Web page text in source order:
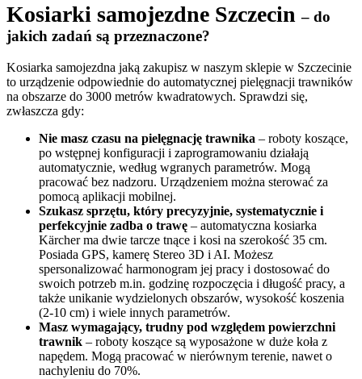
Kosiarki samojezdne Szczecin– do
jakich zadań są przeznaczone?
Kosiarka samojezdna jaką zakupisz w naszym sklepie w Szczecinie
to urządzenie odpowiednie do automatycznej pielęgnacji trawników
na obszarze do 3000 metrów kwadratowych. Sprawdzi się,
zwłaszcza gdy:
Nie masz czasu na pielęgnację trawnika – roboty koszące,
po wstępnej konfiguracji i zaprogramowaniu działają
automatycznie, według wgranych parametrów. Mogą
pracować bez nadzoru. Urządzeniem można sterować za
pomocą aplikacji mobilnej.
Szukasz sprzętu, który precyzyjnie, systematycznie i
perfekcyjnie zadba o trawę – automatyczna kosiarka
Kärcher ma dwie tarcze tnące i kosi na szerokość 35 cm.
Posiada GPS, kamerę Stereo 3D i AI. Możesz
spersonalizować harmonogram jej pracy i dostosować do
swoich potrzeb m.in. godzinę rozpoczęcia i długość pracy, a
także unikanie wydzielonych obszarów, wysokość koszenia
(2-10 cm) i wiele innych parametrów.
Masz wymagający, trudny pod względem powierzchni
trawnik – roboty koszące są wyposażone w duże koła z
napędem. Mogą pracować w nierównym terenie, nawet o
nachyleniu do 70%.